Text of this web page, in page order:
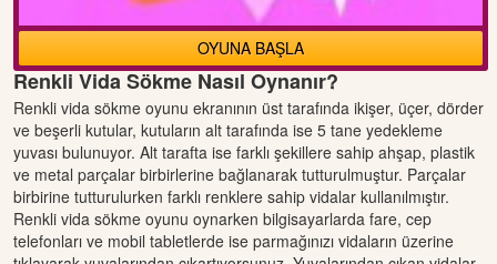
OYUNA BAŞLA
Renkli Vida Sökme Nasıl Oynanır?
Renkli vida sökme oyunu ekranının üst tarafında ikişer, üçer, dörder
ve beşerli kutular, kutuların alt tarafında ise 5 tane yedekleme
yuvası bulunuyor. Alt tarafta ise farklı şekillere sahip ahşap, plastik
ve metal parçalar birbirlerine bağlanarak tutturulmuştur. Parçalar
birbirine tutturulurken farklı renklere sahip vidalar kullanılmıştır.
Renkli vida sökme oyunu oynarken bilgisayarlarda fare, cep
telefonları ve mobil tabletlerde ise parmağınızı vidaların üzerine